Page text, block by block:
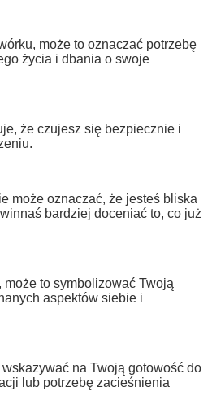
może to oznaczać potrzebę
życia i dbania o swoje
że czujesz się bezpiecznie i
może oznaczać, że jesteś bliska
bardziej doceniać to, co już
to symbolizować Twoją
aspektów siebie i
na Twoją gotowość do
lub potrzebę zacieśnienia